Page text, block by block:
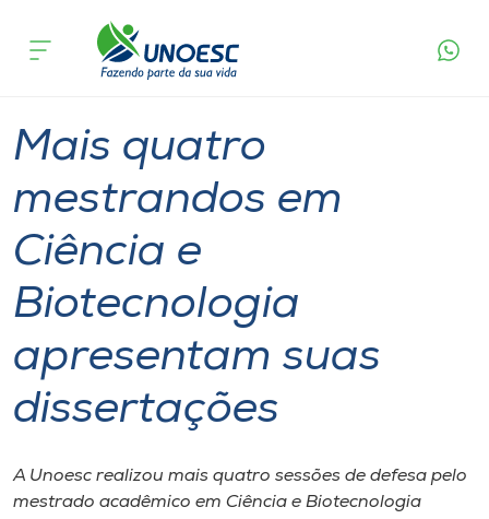
Cursos
Atendimento ao Estudante
Portal de Ensino
Unoesc
Internacionalização
acontece
Mais quatro
mestrandos em
Ciência e
Biotecnologia
apresentam suas
dissertações
A Unoesc realizou mais quatro sessões de defesa pelo
mestrado acadêmico em Ciência e Biotecnologia